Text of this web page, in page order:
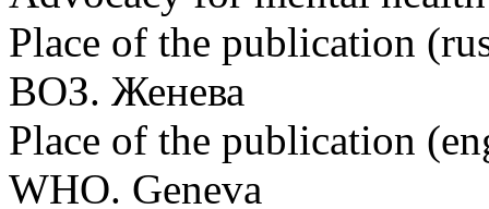
Place of the publication
ВОЗ. Женева
Place of the publication
WHO. Geneva